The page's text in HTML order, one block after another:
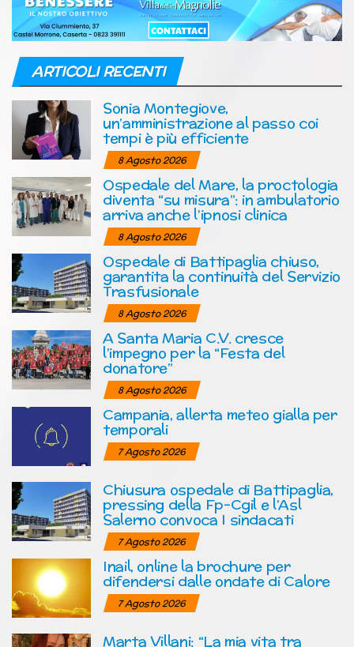
ARTICOLI RECENTI
Sonia Montegiove,
un’amministrazione al passo coi
tempi è più efficiente
8 Agosto 2026
Ospedale del Mare, la proctologia
diventa “su misura”: in ambulatorio
arriva anche l’ipnosi clinica
8 Agosto 2026
Ospedale di Battipaglia chiuso,
garantita la continuità del Servizio
Trasfusionale
8 Agosto 2026
A Santa Maria C.V. cresce
l’impegno per la “Festa del
donatore”
8 Agosto 2026
Campania, allerta meteo gialla per
temporali
7 Agosto 2026
Chiusura ospedale di Battipaglia,
pressing della Fp-Cgil e l’Asl
Salerno convoca I sindacati
7 Agosto 2026
Inail, online la brochure per
difendersi dalle ondate di Calore
7 Agosto 2026
Marta Villani: “La mia vita tra